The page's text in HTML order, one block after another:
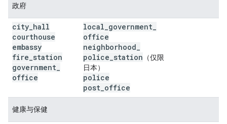
政府
city hall
courthouse
embassy
fire station
government
office
local government
office
neighborhood
police station （仅限
日本）
police
post office
健康与保健